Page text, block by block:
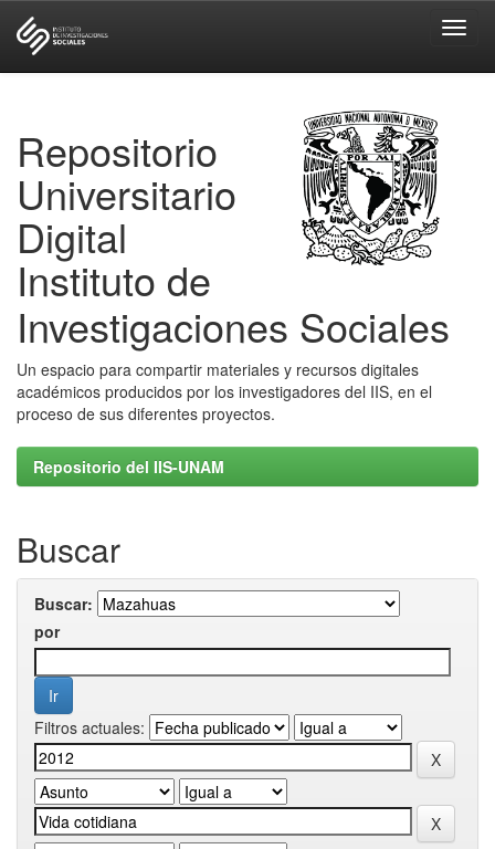
Repositorio
Universitario
Digital
Instituto de
Investigaciones Sociales
Un espacio para compartir materiales y recursos digitales
académicos producidos por los investigadores del IIS, en el
proceso de sus diferentes proyectos.
Repositorio del IIS-UNAM
Buscar
Buscar:
por
Filtros actuales: